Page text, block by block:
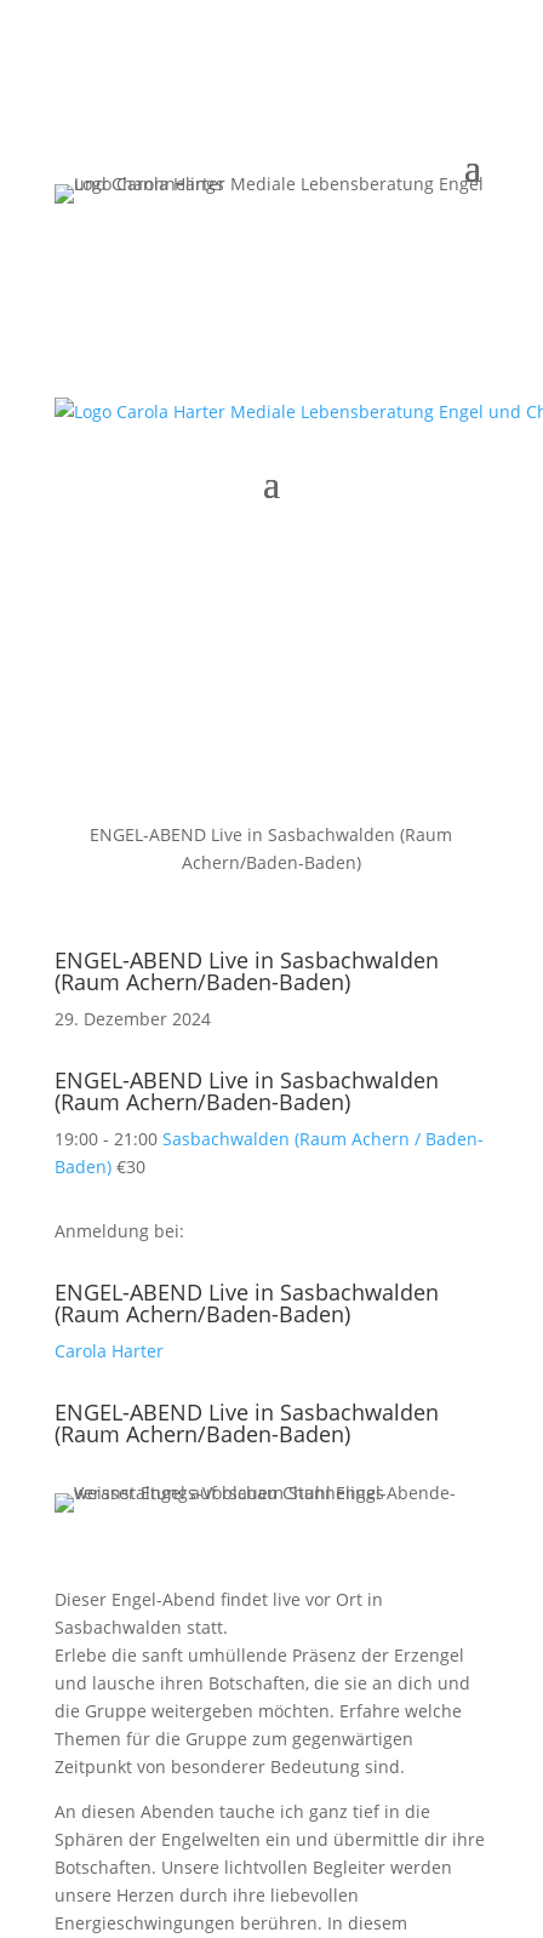
ENGEL-ABEND Live in Sasbachwalden (Raum
Achern/Baden-Baden)
ENGEL-ABEND Live in Sasbachwalden
(Raum Achern/Baden-Baden)
29. Dezember 2024
ENGEL-ABEND Live in Sasbachwalden
(Raum Achern/Baden-Baden)
19:00 - 21:00 Sasbachwalden (Raum Achern / Baden-
Baden) €30
Anmeldung bei:
ENGEL-ABEND Live in Sasbachwalden
(Raum Achern/Baden-Baden)
Carola Harter
ENGEL-ABEND Live in Sasbachwalden
(Raum Achern/Baden-Baden)
Dieser Engel-Abend findet live vor Ort in
Sasbachwalden statt.
Erlebe die sanft umhüllende Präsenz der Erzengel
und lausche ihren Botschaften, die sie an dich und
die Gruppe weitergeben möchten. Erfahre welche
Themen für die Gruppe zum gegenwärtigen
Zeitpunkt von besonderer Bedeutung sind.
An diesen Abenden tauche ich ganz tief in die
Sphären der Engelwelten ein und übermittle dir ihre
Botschaften. Unsere lichtvollen Begleiter werden
unsere Herzen durch ihre liebevollen
Energieschwingungen berühren. In diesem